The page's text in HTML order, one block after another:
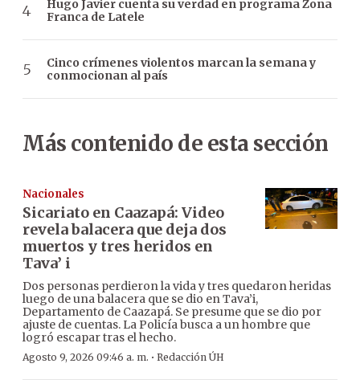
Hugo Javier cuenta su verdad en programa Zona
Franca de Latele
Cinco crímenes violentos marcan la semana y
conmocionan al país
Más contenido de esta sección
Nacionales
Sicariato en Caazapá: Video
revela balacera que deja dos
muertos y tres heridos en
Tava’ i
Dos personas perdieron la vida y tres quedaron heridas
luego de una balacera que se dio en Tava’i,
Departamento de Caazapá. Se presume que se dio por
ajuste de cuentas. La Policía busca a un hombre que
logró escapar tras el hecho.
Agosto 9, 2026 09:46 a. m. · Redacción ÚH